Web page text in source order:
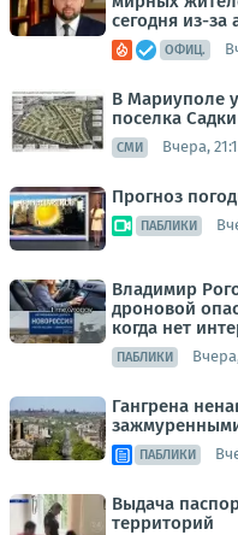
сегодня из-
ОФИЦ.
В Мариуполе
поселка Садки
СМИ Вчера,
Прогноз
ПАБЛИКИ
Владимир
дроновой
когда нет
ПАБЛИКИ
Гангрена
ПАБЛИКИ
Выдача
территорий